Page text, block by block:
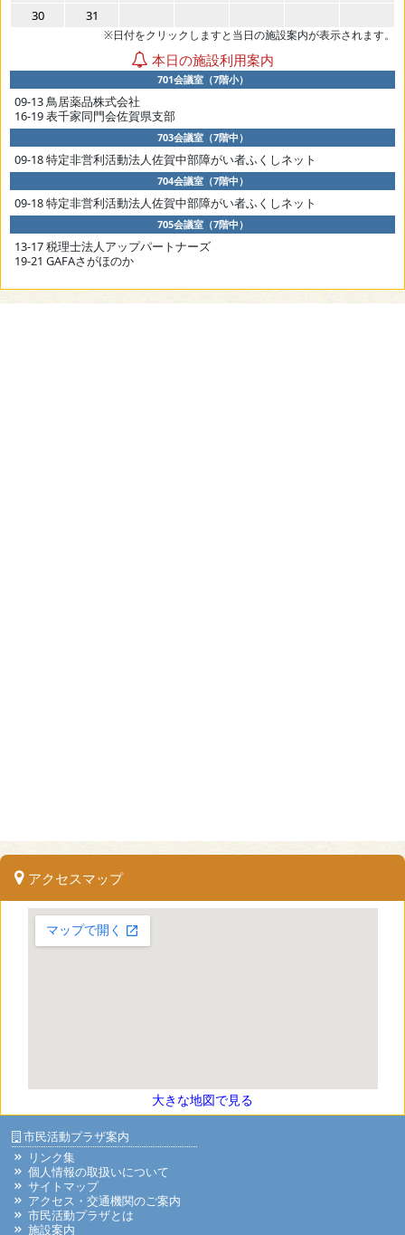
30
31
※日付をクリックしますと当日の施設案内が表示されます。
本日の施設利用案内
701会議室（7階小）
09-13 鳥居薬品株式会社
16-19 表千家同門会佐賀県支部
703会議室（7階中）
09-18 特定非営利活動法人佐賀中部障がい者ふくしネット
704会議室（7階中）
09-18 特定非営利活動法人佐賀中部障がい者ふくしネット
705会議室（7階中）
13-17 税理士法人アップパートナーズ
19-21 GAFAさがほのか
アクセスマップ
大きな地図で見る
市民活動プラザ案内
リンク集
個人情報の取扱いについて
サイトマップ
アクセス・交通機関のご案内
市民活動プラザとは
施設案内